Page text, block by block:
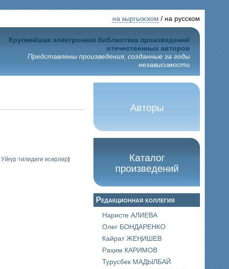
на кыргызском / на русском
Крупнейшая электронная библиотека произведений
отечественных авторов
Представлены произведения, созданные за годы
независимости
Уйғур тилидиги әсәрләр)
Авторы
Каталог
произведений
Редакционная коллегия
Наристе АЛИЕВА
Олег БОНДАРЕНКО
Кайрат ЖЕҢИШЕВ
Раҳим КАРИМОВ
Турусбек МАДЫЛБАЙ